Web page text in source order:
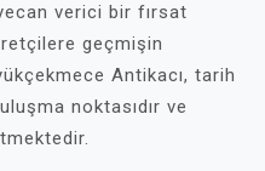
verici bir fırsat
geçmişin
Antikacı, tarih
noktasıdır ve